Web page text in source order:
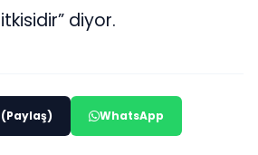
diyor.
(Paylaş) WhatsApp